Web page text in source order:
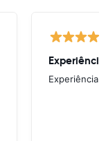
Experiência